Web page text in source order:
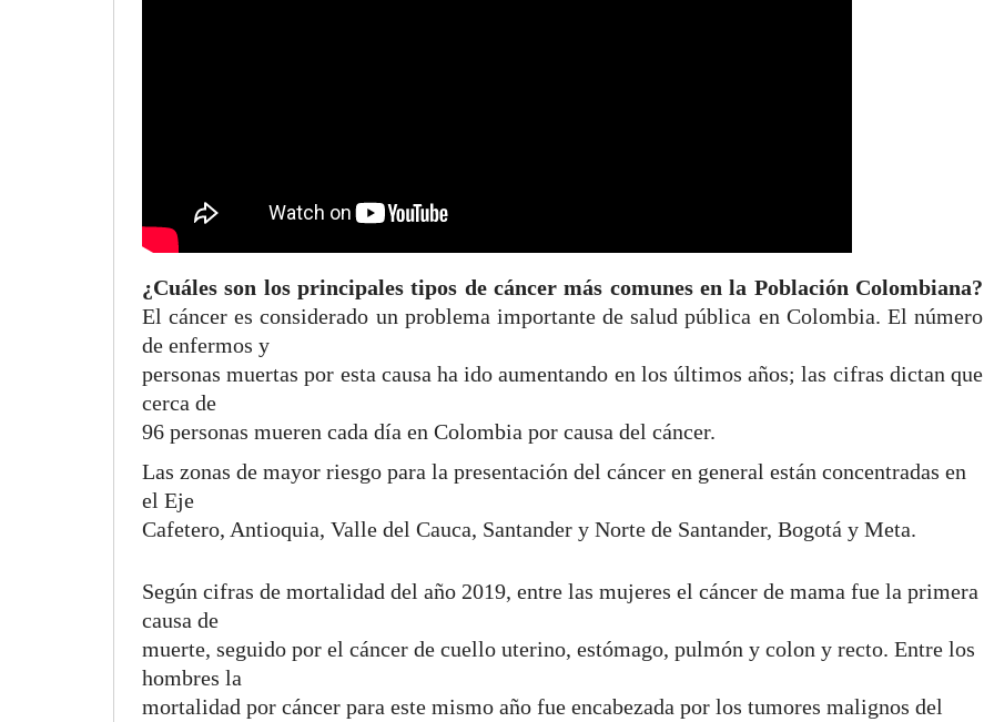
¿Cuáles son los principales tipos de cáncer más comunes en la Población Colombiana?
El cáncer es considerado un problema importante de salud pública en Colombia. El número
de enfermos y
personas muertas por esta causa ha ido aumentando en los últimos años; las cifras dictan que
cerca de
96 personas mueren cada día en Colombia por causa del cáncer.
Las zonas de mayor riesgo para la presentación del cáncer en general están concentradas en
el Eje
Cafetero, Antioquia, Valle del Cauca, Santander y Norte de Santander, Bogotá y Meta.
Según cifras de mortalidad del año 2019, entre las mujeres el cáncer de mama fue la primera
causa de
muerte, seguido por el cáncer de cuello uterino, estómago, pulmón y colon y recto. Entre los
hombres la
mortalidad por cáncer para este mismo año fue encabezada por los tumores malignos del